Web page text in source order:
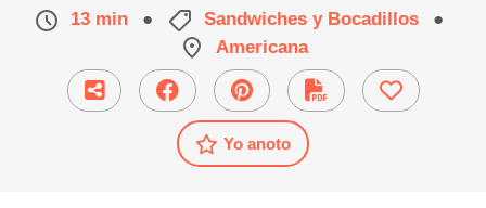
13 min ● Sandwiches y Bocadillos
●
Americana
Yo anoto